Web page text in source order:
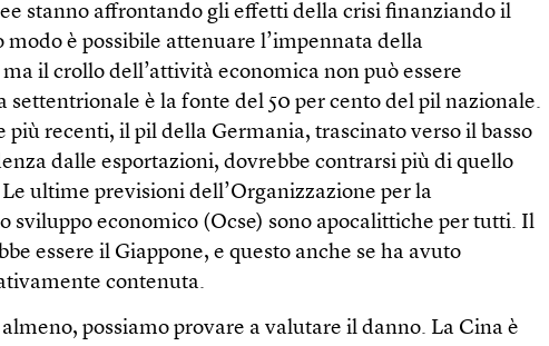
stanno affrontando gli effetti della crisi finanziando il
modo è possibile attenuare l’impennata della
il crollo dell’attività economica non può essere
settentrionale è la fonte del 50 per cento del pil nazionale.
più recenti, il pil della Germania, trascinato verso il basso
dalle esportazioni, dovrebbe contrarsi più di quello
ultime previsioni dell’Organizzazione per la
sviluppo economico (Ocse) sono apocalittiche per tutti. Il
essere il Giappone, e questo anche se ha avuto
contenuta.
possiamo provare a valutare il danno. La Cina è